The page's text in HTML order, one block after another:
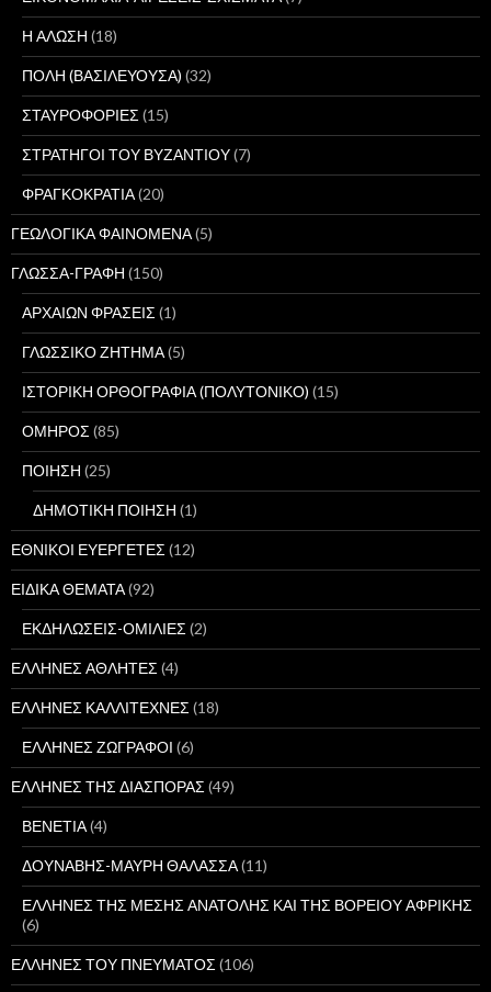
Η ΑΛΩΣΗ (18)
ΠΟΛΗ (ΒΑΣΙΛΕΥΟΥΣΑ) (32)
ΣΤΑΥΡΟΦΟΡΙΕΣ (15)
ΣΤΡΑΤΗΓΟΙ ΤΟΥ ΒΥΖΑΝΤΙΟΥ(7)
ΦΡΑΓΚΟΚΡΑΤΙΑ(20)
ΓΕΩΛΟΓΙΚΑ ΦΑΙΝΟΜΕΝΑ(5)
ΓΛΩΣΣΑ-ΓΡΑΦΗ (150)
ΑΡΧΑΙΩΝ ΦΡΑΣΕΙΣ (1)
ΓΛΩΣΣΙΚΟ ΖΗΤΗΜΑ(5)
ΙΣΤΟΡΙΚΗ ΟΡΘΟΓΡΑΦΙΑ (ΠΟΛΥΤΟΝΙΚΟ) (15)
ΟΜΗΡΟΣ (85)
ΠΟΙΗΣΗ (25)
ΔΗΜΟΤΙΚΗ ΠΟΙΗΣΗ (1)
ΕΘΝΙΚΟΙ ΕΥΕΡΓΕΤΕΣ (12)
ΕΙΔΙΚΑ ΘΕΜΑΤΑ(92)
ΕΚΔΗΛΩΣΕΙΣ-ΟΜΙΛΙΕΣ (2)
ΕΛΛΗΝΕΣ ΑΘΛΗΤΕΣ (4)
ΕΛΛΗΝΕΣ ΚΑΛΛΙΤΕΧΝΕΣ (18)
ΕΛΛΗΝΕΣ ΖΩΓΡΑΦΟΙ (6)
ΕΛΛΗΝΕΣ ΤΗΣ ΔΙΑΣΠΟΡΑΣ (49)
ΒΕΝΕΤΙΑ(4)
ΔΟΥΝΑΒΗΣ-ΜΑΥΡΗ ΘΑΛΑΣΣΑ(11)
ΕΛΛΗΝΕΣ ΤΗΣ ΜΕΣΗΣ ΑΝΑΤΟΛΗΣ ΚΑΙ ΤΗΣ ΒΟΡΕΙΟΥ ΑΦΡΙΚΗΣ
(6)
ΕΛΛΗΝΕΣ ΤΟΥ ΠΝΕΥΜΑΤΟΣ (106)